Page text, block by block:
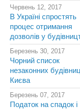
Червень 12, 2017
В Україні спростять
процес отримання
дозволів у
Березень 30, 2017
Чорний список
незаконних
Києва
Березень 07, 2017
Податок на спадок і